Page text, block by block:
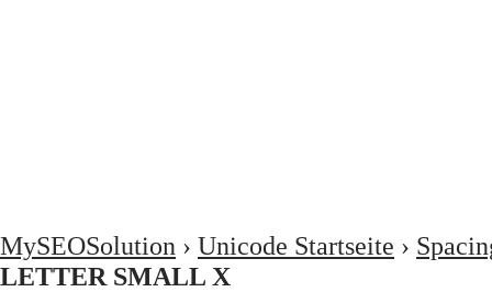
MySEOSolution › Unicode Startseite ›
LETTER SMALL X